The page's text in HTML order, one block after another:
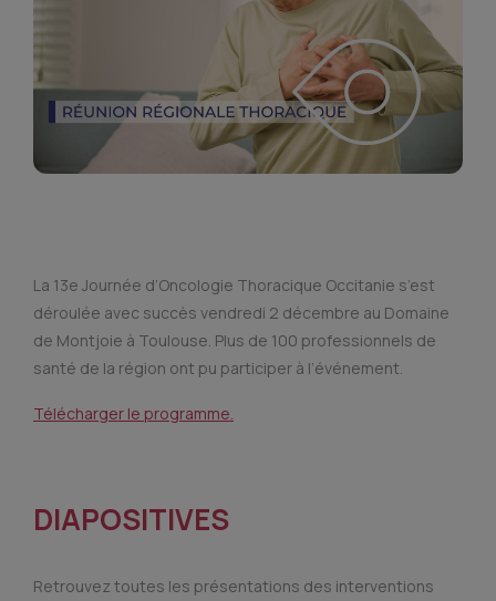
La 13e Journée d’Oncologie Thoracique Occitanie s’est
déroulée avec succès vendredi 2 décembre au Domaine
de Montjoie à Toulouse. Plus de 100 professionnels de
santé de la région ont pu participer à l’événement.
Télécharger le programme.
DIAPOSITIVES
Retrouvez toutes les présentations des interventions